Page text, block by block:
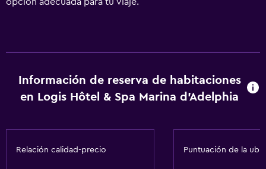
Información de reserva de habitaciones
en Logis Hôtel & Spa Marina d'Adelphia
Relación calidad-precio Puntuación de la